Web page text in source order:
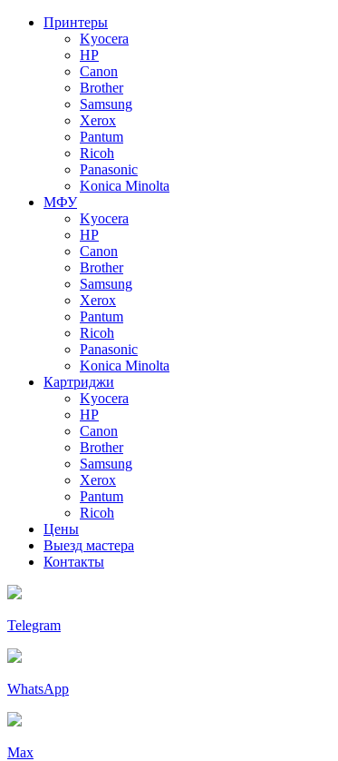
Принтеры
Kyocera
HP
Canon
Brother
Samsung
Xerox
Pantum
Ricoh
Panasonic
Konica Minolta
МФУ
Kyocera
HP
Canon
Brother
Samsung
Xerox
Pantum
Ricoh
Panasonic
Konica Minolta
Картриджи
Kyocera
HP
Canon
Brother
Samsung
Xerox
Pantum
Ricoh
Цены
Выезд мастера
Контакты
Telegram
WhatsApp
Max